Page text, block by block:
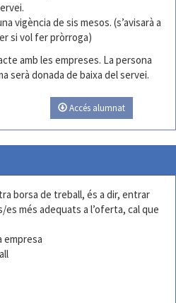
vigència de sis mesos. (s’avisarà a
si vol fer pròrroga)
amb les empreses. La persona
serà donada de baixa del servei.
Accés alumnat
borsa de treball, és a dir, entrar
més adequats a l’oferta, cal que
empresa